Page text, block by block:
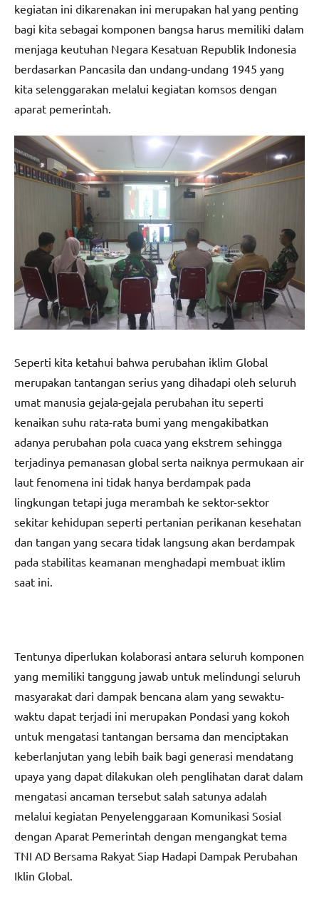
kegiatan ini dikarenakan ini merupakan hal yang penting
bagi kita sebagai komponen bangsa harus memiliki dalam
menjaga keutuhan Negara Kesatuan Republik Indonesia
berdasarkan Pancasila dan undang-undang 1945 yang
kita selenggarakan melalui kegiatan komsos dengan
aparat pemerintah.
Seperti kita ketahui bahwa perubahan iklim Global
merupakan tantangan serius yang dihadapi oleh seluruh
umat manusia gejala-gejala perubahan itu seperti
kenaikan suhu rata-rata bumi yang mengakibatkan
adanya perubahan pola cuaca yang ekstrem sehingga
terjadinya pemanasan global serta naiknya permukaan air
laut fenomena ini tidak hanya berdampak pada
lingkungan tetapi juga merambah ke sektor-sektor
sekitar kehidupan seperti pertanian perikanan kesehatan
dan tangan yang secara tidak langsung akan berdampak
pada stabilitas keamanan menghadapi membuat iklim
saat ini.
Tentunya diperlukan kolaborasi antara seluruh komponen
yang memiliki tanggung jawab untuk melindungi seluruh
masyarakat dari dampak bencana alam yang sewaktu-
waktu dapat terjadi ini merupakan Pondasi yang kokoh
untuk mengatasi tantangan bersama dan menciptakan
keberlanjutan yang lebih baik bagi generasi mendatang
upaya yang dapat dilakukan oleh penglihatan darat dalam
mengatasi ancaman tersebut salah satunya adalah
melalui kegiatan Penyelenggaraan Komunikasi Sosial
dengan Aparat Pemerintah dengan mengangkat tema
TNI AD Bersama Rakyat Siap Hadapi Dampak Perubahan
Iklin Global.